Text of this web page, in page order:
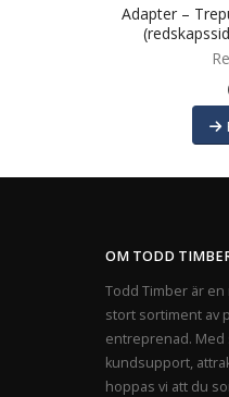
Adapter –
OM TODD
Todd Timber är
stort sortiment av
entreprenad. Med
kundsupport,
hoppas vi att du